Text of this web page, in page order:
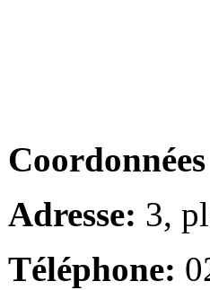
Adresse: 3,
Téléphone: